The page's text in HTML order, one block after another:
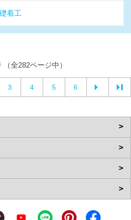
着工
（全282ページ中）
3 4 5 6